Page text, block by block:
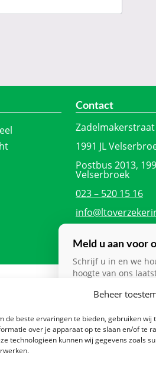
Beheer
de beste ervaringen te bieden, gebruiken wij
over je apparaat op te slaan en/of te
technologieën kunnen wij gegevens zoals
Contact
1991 JL
Postbus 2013,
Velserbroek
023 – 520 15 16
Meld u aan voor
Schrijf u in en we
hoogte van ons
Nieuwsbrief
CTA